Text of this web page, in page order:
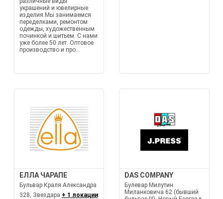
украшений и ювелирные
изделия.Мы занимаемся
переделками, ремонтом
одежды, художественным
починкой и шитьем. С нами
уже более 50 лет. Оптовое
производство и про...
ЕЛЛА ЧАРАПЕ
Бульвар Краля Александра
328, Звездара + 1 локации
DAS COMPANY
Булевар Милутин
Миланковича 62 (бывший